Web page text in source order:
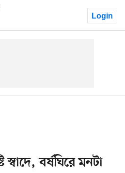
Login
বর্ষঘিরে মনটা